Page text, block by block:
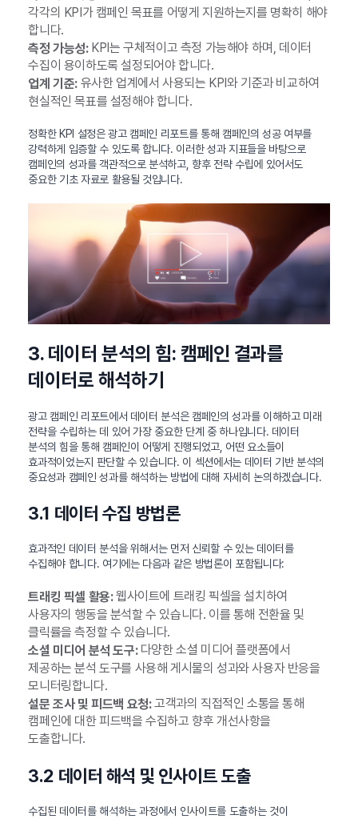
각각의 KPI가 캠페인 목표를 어떻게 지원하는지를 명확히 해야
합니다.
측정 가능성:KPI는 구체적이고 측정 가능해야 하며, 데이터
수집이 용이하도록 설정되어야 합니다.
업계 기준:유사한 업계에서 사용되는 KPI와 기준과 비교하여
현실적인 목표를 설정해야 합니다.
정확한 KPI 설정은 광고 캠페인 리포트를 통해 캠페인의 성공 여부를
강력하게 입증할 수 있도록 합니다. 이러한 성과 지표들을 바탕으로
캠페인의 성과를 객관적으로 분석하고, 향후 전략 수립에 있어서도
중요한 기초 자료로 활용될 것입니다.
3. 데이터 분석의 힘: 캠페인 결과를
데이터로 해석하기
광고 캠페인 리포트에서 데이터 분석은 캠페인의 성과를 이해하고 미래
전략을 수립하는 데 있어 가장 중요한 단계 중 하나입니다. 데이터
분석의 힘을 통해 캠페인이 어떻게 진행되었고, 어떤 요소들이
효과적이었는지 판단할 수 있습니다. 이 섹션에서는 데이터 기반 분석의
중요성과 캠페인 성과를 해석하는 방법에 대해 자세히 논의하겠습니다.
3.1 데이터 수집 방법론
효과적인 데이터 분석을 위해서는 먼저 신뢰할 수 있는 데이터를
수집해야 합니다. 여기에는 다음과 같은 방법론이 포함됩니다:
트래킹 픽셀 활용:웹사이트에 트래킹 픽셀을 설치하여
사용자의 행동을 분석할 수 있습니다. 이를 통해 전환율 및
클릭률을 측정할 수 있습니다.
소셜 미디어 분석 도구:다양한 소셜 미디어 플랫폼에서
제공하는 분석 도구를 사용해 게시물의 성과와 사용자 반응을
모니터링합니다.
설문 조사 및 피드백 요청:고객과의 직접적인 소통을 통해
캠페인에 대한 피드백을 수집하고 향후 개선사항을
도출합니다.
3.2 데이터 해석 및 인사이트 도출
수집된 데이터를 해석하는 과정에서 인사이트를 도출하는 것이